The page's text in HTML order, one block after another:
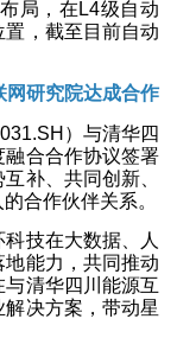
局，在L4级自动
，截至目前自动
网研究院达成合作
）与清华四
融合合作协议签署
补、共同创新、
合作伙伴关系。
技在大数据、人
能力，共同推动
清华四川能源互
决方案，带动星